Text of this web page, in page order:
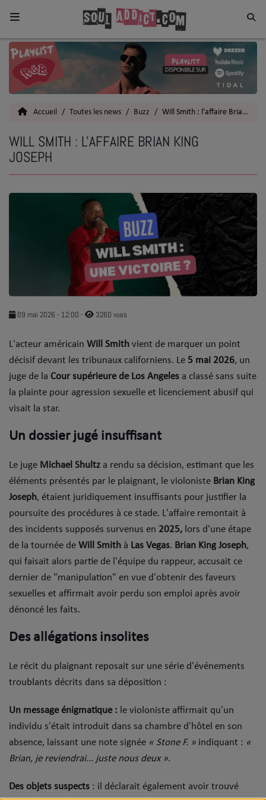
Home
Toutes les News
Actu
Interviews
SOUL ADDICT PLAY
Flash News
Dans la Street
C quoi ton Actu ?
Dans ton Téléphone
Mic 2 Rue
Première Fois
URBAN CULTURE
Sport
Cinéma
Buzz
Dossiers
AGENDA
CONCOURS
CHARTS
Accueil Toutes les news Buzz Will Smith : l'affaire Brian King Joseph
WILL SMITH : L'AFFAIRE BRIAN KING
JOSEPH
09 mai 2026 - 12:00 - 3260 vues
L'acteur américain Will Smith vient de marquer un point
décisif devant les tribunaux californiens. Le 5 mai 2026, un
juge de la Cour supérieure de Los Angeles a classé sans suite
la plainte pour agression sexuelle et licenciement abusif qui
visait la star.
​Un dossier jugé insuffisant
​Le juge Michael Shultz a rendu sa décision, estimant que les
éléments présentés par le plaignant, le violoniste Brian King
Joseph, étaient juridiquement insuffisants pour justifier la
poursuite des procédures à ce stade. ​L'affaire remontait à
des incidents supposés survenus en 2025, lors d'une étape
de la tournée de Will Smith à Las Vegas. Brian King Joseph,
qui faisait alors partie de l'équipe du rappeur, accusait ce
dernier de "manipulation" en vue d'obtenir des faveurs
sexuelles et affirmait avoir perdu son emploi après avoir
dénoncé les faits.
​Des allégations insolites
​Le récit du plaignant reposait sur une série d'événements
troublants décrits dans sa déposition :
Un message énigmatique : le violoniste affirmait qu'un
individu s'était introduit dans sa chambre d'hôtel en son
absence, laissant une note signée « Stone F. » indiquant : «
Brian, je reviendrai... juste nous deux ».
Des objets suspects : il déclarait également avoir trouvé